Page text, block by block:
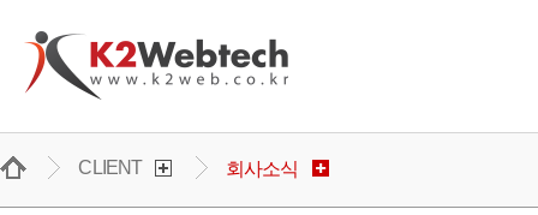
CLIENT 회사소식